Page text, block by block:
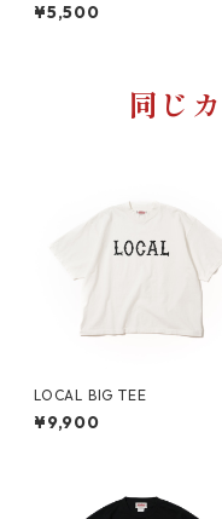
¥5,500
同じ
LOCAL BIG TEE
¥9,900